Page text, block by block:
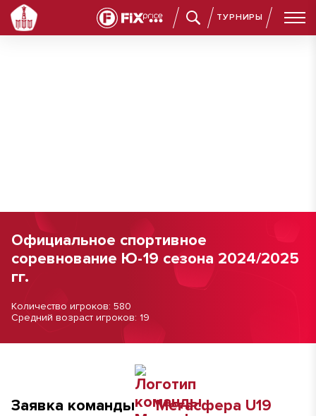
ТУРНИРЫ
Официальное спортивное
соревнование Ю-19 сезона 2024/2025
гг.
Количество игроков: 580
Средний возраст игроков: 19
Заявка команды Мегасфера U19